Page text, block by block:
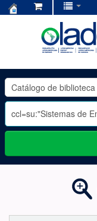
OLADE
-